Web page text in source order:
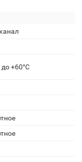
+60°С